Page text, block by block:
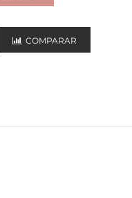
COMPARAR